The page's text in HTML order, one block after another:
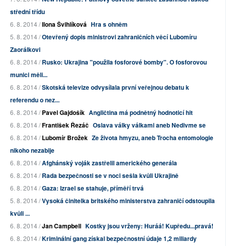
střední třídu
6. 8. 2014 /Ilona Švihlíková Hra s ohněm
5. 8. 2014 /Otevřený dopis ministrovi zahraničních věcí Lubomíru
Zaorálkovi
6. 8. 2014 /Rusko: Ukrajina "použila fosforové bomby". O fosforovou
munici měli...
6. 8. 2014 /Skotská televize odvysílala první veřejnou debatu k
referendu o nez...
6. 8. 2014 /Pavel Gajdošík Angličtina má podnětný hodnoticí hit
6. 8. 2014 /František Řezáč Oslava války válkami aneb Nedivme se
6. 8. 2014 /Lubomír Brožek Ze života hmyzu, aneb Trocha entomologie
nikoho nezabije
6. 8. 2014 /Afghánský voják zastřelil amerického generála
6. 8. 2014 /Rada bezpečnosti se v noci sešla kvůli Ukrajině
6. 8. 2014 /Gaza: Izrael se stahuje, příměří trvá
5. 8. 2014 /Vysoká činitelka britského ministerstva zahraničí odstoupila
kvůli ...
6. 8. 2014 /Jan Campbell Kostky jsou vrženy: Huráá! Kupředu...pravá!
6. 8. 2014 /Kriminální gang získal bezpečnostní údaje 1,2 miliardy